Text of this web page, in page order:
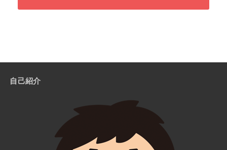
自己紹介